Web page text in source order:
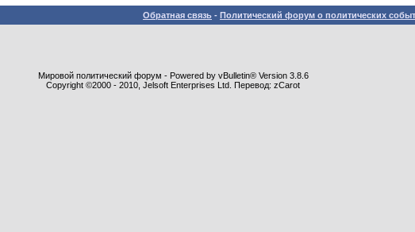
Обратная связь - Политический форум о политических
Мировой политический форум - Powered by vBulletin® Version 3.8.6
Copyright ©2000 - 2010, Jelsoft Enterprises Ltd. Перевод: zCarot